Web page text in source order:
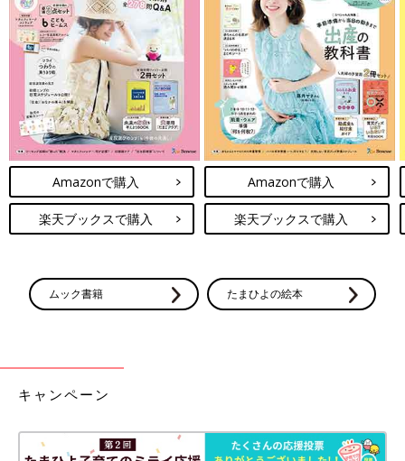
ず？」とのぞきこんだお客様の顔がほころんでいくのを見るのが
うれしかったです。
――まさこさんのレシピは、どれも食材、調味料にこだわってい
るとのこと。
まさこ 子育てが始まって、それまで以上においしいもの、そし
て身体にいいものを食べさせたいという思いがわいてきました。
可能であれば地元で作られた食材を使うこと。調味料は自然に近
いものを。卵、魚、肉などもできれば自然に近いもの、添加物の
ないものをと思っています。たまにはケーキなども食べます
が…。
ています。
Amazonで購入
楽天ブックスで購入
Amazonで購入
楽天ブックスで購入
ムック書籍 たまひよの絵本
キャンペーン